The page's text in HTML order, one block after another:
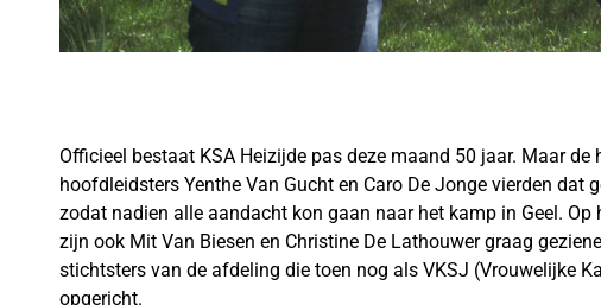
Officieel bestaat KSA Heizijde pas deze maand 50 jaar. Maar de
hoofdleidsters Yenthe Van Gucht en Caro De Jonge vierden dat
zodat nadien alle aandacht kon gaan naar het kamp in Geel. Op
zijn ook Mit Van Biesen en Christine De Lathouwer graag
stichtsters van de afdeling die toen nog als VKSJ (Vrouwelijke
opgericht.